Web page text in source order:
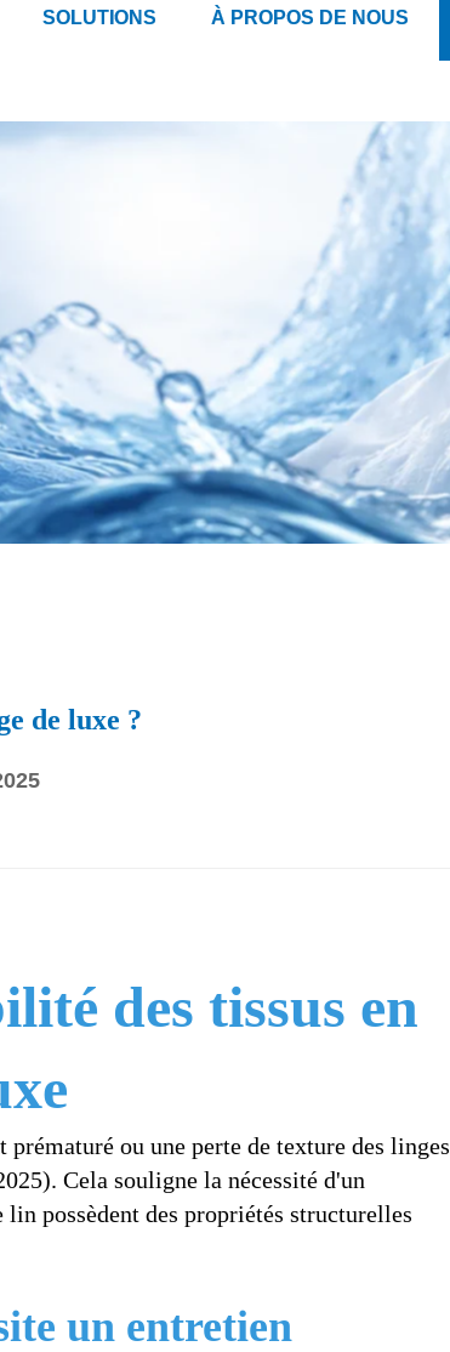
SOLUTIONS À PROPOS DE NOUS
de luxe ?
des tissus en
ou une perte de texture des linges
Cela souligne la nécessité d'un
lin possèdent des propriétés structurelles
un entretien